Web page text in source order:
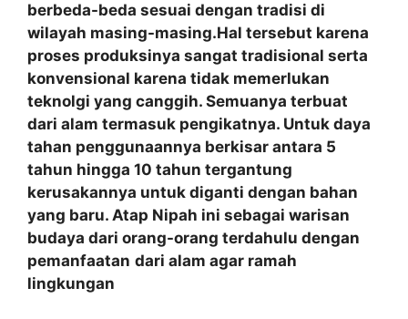
berbeda-beda sesuai dengan tradisi di
wilayah masing-masing.Hal tersebut karena
proses produksinya sangat tradisional serta
konvensional karena tidak memerlukan
teknolgi yang canggih. Semuanya terbuat
dari alam termasuk pengikatnya. Untuk daya
tahan penggunaannya berkisar antara 5
tahun hingga 10 tahun tergantung
kerusakannya untuk diganti dengan bahan
yang baru. Atap Nipah ini sebagai warisan
budaya dari orang-orang terdahulu dengan
pemanfaatan dari alam agar ramah
lingkungan